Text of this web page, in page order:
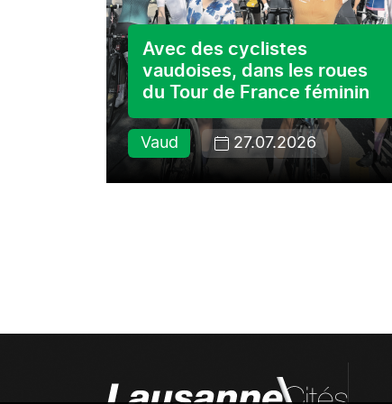
Avec des cyclistes
vaudoises, dans les roues
du Tour de France féminin
Vaud 27.07.2026